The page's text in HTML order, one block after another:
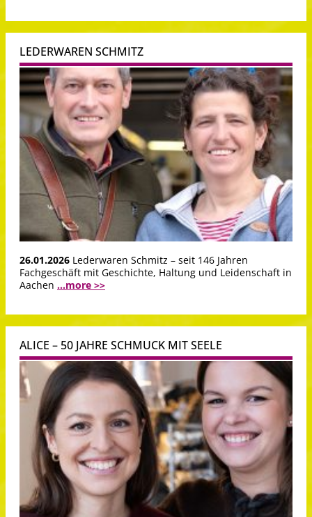
LEDERWAREN SCHMITZ
26.01.2026 Lederwaren Schmitz – seit 146 Jahren
Fachgeschäft mit Geschichte, Haltung und Leidenschaft in
Aachen ...more >>
ALICE – 50 JAHRE SCHMUCK MIT SEELE